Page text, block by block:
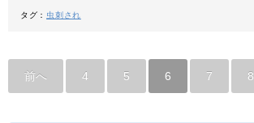
タグ： 虫刺され
前へ 4 5 6 7 8